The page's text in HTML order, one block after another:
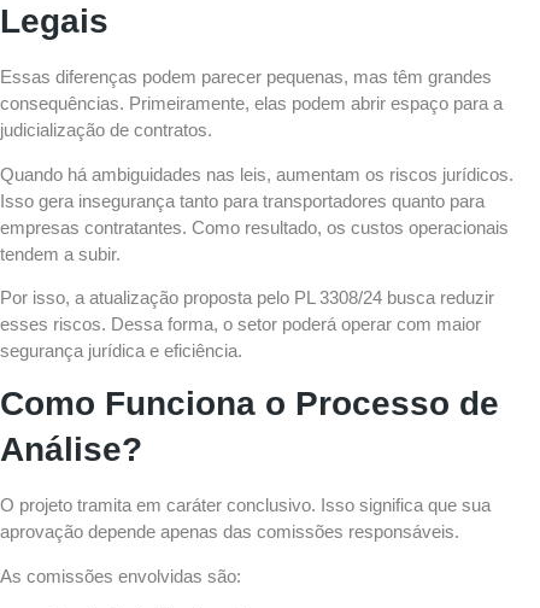
Legais
Essas diferenças podem parecer pequenas, mas têm grandes
consequências. Primeiramente, elas podem abrir espaço para a
judicialização de contratos.
Quando há ambiguidades nas leis, aumentam os riscos jurídicos.
Isso gera insegurança tanto para transportadores quanto para
empresas contratantes. Como resultado, os custos operacionais
tendem a subir.
Por isso, a atualização proposta pelo PL 3308/24 busca reduzir
esses riscos. Dessa forma, o setor poderá operar com maior
segurança jurídica e eficiência.
Como Funciona o Processo de
Análise?
O projeto tramita em caráter conclusivo. Isso significa que sua
aprovação depende apenas das comissões responsáveis.
As comissões envolvidas são: